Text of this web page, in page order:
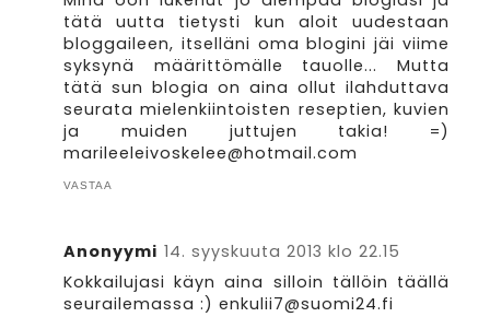
tätä uutta tietysti kun aloit uudestaan
bloggaileen, itselläni oma blogini jäi viime
syksynä määrittömälle tauolle... Mutta
tätä sun blogia on aina ollut ilahduttava
seurata mielenkiintoisten reseptien, kuvien
ja muiden juttujen takia! =)
marileeleivoskelee@hotmail.com
VASTAA
Anonyymi 14. syyskuuta 2013 klo 22.15
Kokkailujasi käyn aina silloin tällöin täällä
seurailemassa :) enkulii7@suomi24.fi